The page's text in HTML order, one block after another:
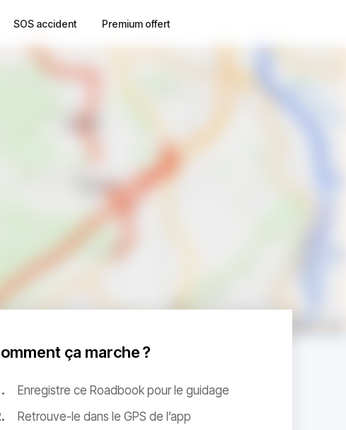
SOS accident Premium offert
ça marche ?
Enregistre ce Roadbook pour le guidage
Retrouve-le dans le GPS de l’app